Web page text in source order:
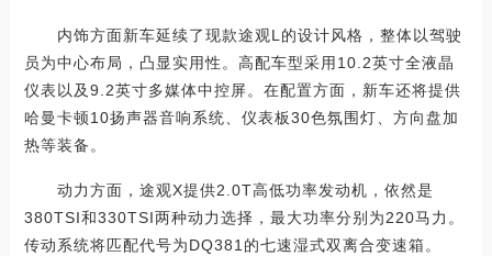
内饰方面新车延续了现款途观L的设计风格，整体以驾驶
员为中心布局，凸显实用性。高配车型采用10.2英寸全液晶
仪表以及9.2英寸多媒体中控屏。在配置方面，新车还将提供
哈曼卡顿10扬声器音响系统、仪表板30色氛围灯、方向盘加
热等装备。
动力方面，途观X提供2.0T高低功率发动机，依然是
380TSI和330TSI两种动力选择，最大功率分别为220马力。
传动系统将匹配代号为DQ381的七速湿式双离合变速箱。